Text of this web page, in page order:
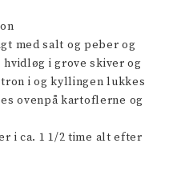
med salt og peber og
i grove skiver og
i og kyllingen lukkes
ovenpå kartoflerne og
i ca. 1 1/2 time alt efter